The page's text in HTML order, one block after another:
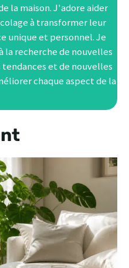
la maison. J'adore aider
à transformer leur
unique et personnel. Je
la recherche de nouvelles
et de nouvelles
chaque aspect de la